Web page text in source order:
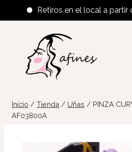
Retiros en el local a partir
contenido
Inicio / Tienda / Uñas / PINZA
AF03800A